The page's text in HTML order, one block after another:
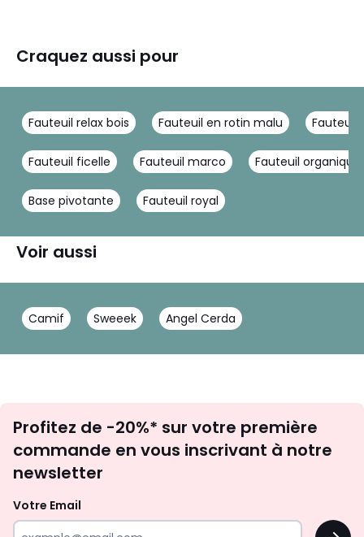
Craquez aussi pour
Fauteuil relax bois Fauteuil en rotin malu Fauteuil
Fauteuil ficelle Fauteuil marco Fauteuil organique
Base pivotante Fauteuil royal
Voir aussi
Camif Sweeek Angel Cerda
newsletter
Profitez de -20%* sur votre première
commande en vous inscrivant à notre
newsletter
Votre Email
OK